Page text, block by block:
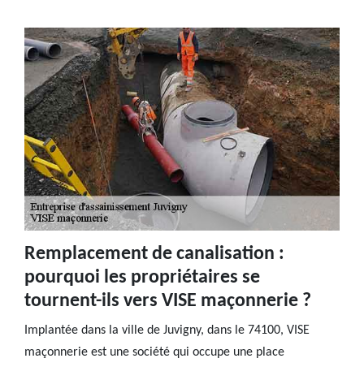
Remplacement de canalisation :
pourquoi les propriétaires se
tournent-ils vers VISE maçonnerie ?
Implantée dans la ville de Juvigny, dans le 74100, VISE
maçonnerie est une société qui occupe une place